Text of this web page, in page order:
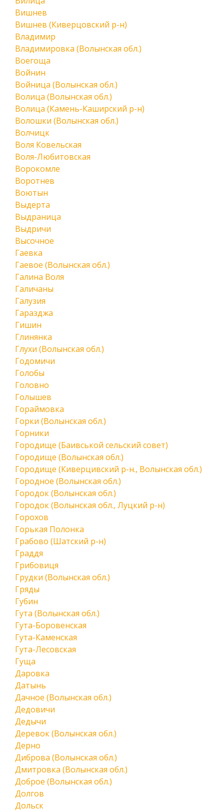
Вишнев
Вишнев (Киверцовский р-н)
Владимир
Владимировка (Волынская обл.)
Воегоща
Войнин
Войница (Волынская обл.)
Волица (Волынская обл.)
Волица (Камень-Каширский р-н)
Волошки (Волынская обл.)
Волчицк
Воля Ковельская
Воля-Любитовская
Ворокомле
Воротнев
Воютын
Выдерта
Выдраница
Выдричи
Высочное
Гаевка
Гаевое (Волынская обл.)
Галина Воля
Галичаны
Галузия
Гаразджа
Гишин
Глинянка
Глухи (Волынская обл.)
Годомичи
Голобы
Головно
Голышев
Гораймовка
Горки (Волынская обл.)
Горники
Городище (Баивськой сельский совет)
Городище (Волынская обл.)
Городище (Киверцивский р-н., Волынская обл.)
Городное (Волынская обл.)
Городок (Волынская обл.)
Городок (Волынская обл., Луцкий р-н)
Горохов
Горькая Полонка
Грабово (Шатский р-н)
Граддя
Грибовиця
Грудки (Волынская обл.)
Гряды
Губин
Гута (Волынская обл.)
Гута-Боровенская
Гута-Каменская
Гута-Лесовская
Гуща
Даровка
Датынь
Дачное (Волынская обл.)
Дедовичи
Дедычи
Деревок (Волынская обл.)
Дерно
Диброва (Волынская обл.)
Дмитровка (Волынская обл.)
Доброе (Волынская обл.)
Долгов
Дольск